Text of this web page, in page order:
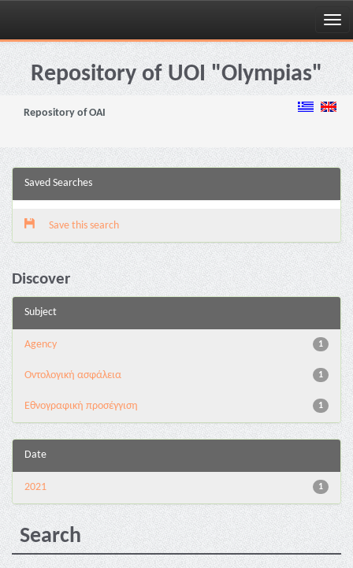
Skip
navigationRepository of UOI "Olympias"
Repository of OAI
Saved Searches
Save this search
Discover
Subject
1
Agency
1
Oντολογική ασφάλεια
1
Εθνογραφική προσέγγιση
Date
1
2021
Search